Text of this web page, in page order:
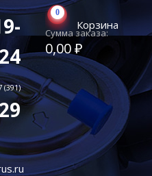
(391)
0
Корзина
Сумма заказа:
0,00 ₽